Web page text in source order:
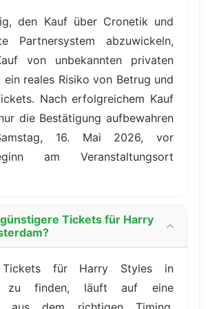
den Kauf über Cronetik und
Partnersystem abzuwickeln,
von unbekannten privaten
ein reales Risiko von Betrug und
Nach erfolgreichem Kauf
die Bestätigung aufbewahren
16. Mai 2026, vor
am Veranstaltungsort
Tickets für Harry
Tickets für Harry Styles in
zu finden, läuft auf eine